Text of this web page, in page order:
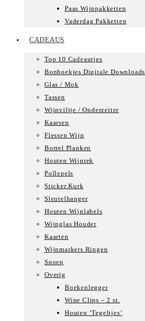
Paas Wijnpakketten
Vaderdag Pakketten
CADEAUS
Top 10 Cadeautjes
Bonboekjes Digitale Downloads
Glas / Mok
Tassen
Wijnviltje / Onderzetter
Kaarsen
Flessen Wijn
Borrel Planken
Houten Wijnrek
Pollepels
Sticker Kurk
Sleutelhanger
Houten Wijnlabels
Wijnglas Houder
Kaarten
Wijnmarkers Ringen
Snoep
Overig
Boekenlegger
Wine Clips – 2 st.
Houten ‘Tegeltjes’